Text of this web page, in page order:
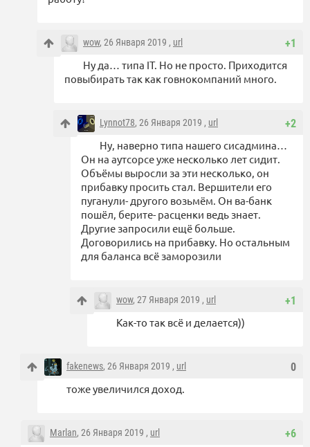
+1
wow, 26 Января 2019 , url
Ну да… типа IT. Но не просто. Приходится
повыбирать так как говнокомпаний много.
+2
Lynnot78, 26 Января 2019 , url
Ну, наверно типа нашего сисадмина…
Он на аутсорсе уже несколько лет сидит.
Объёмы выросли за эти несколько, он
прибавку просить стал. Вершители его
пуганули- другого возьмём. Он ва-банк
пошёл, берите- расценки ведь знает.
Другие запросили ещё больше.
Договорились на прибавку. Но остальным
для баланса всё заморозили
+1
wow, 27 Января 2019 , url
Как-то так всё и делается))
0
fakenews, 26 Января 2019 , url
тоже увеличился доход.
+6
Marlan, 26 Января 2019 , url